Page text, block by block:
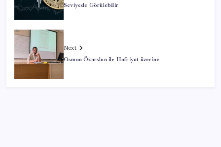
Seviyede Görülebilir
Next
Osman Özarslan ile Hafriyat üzerine